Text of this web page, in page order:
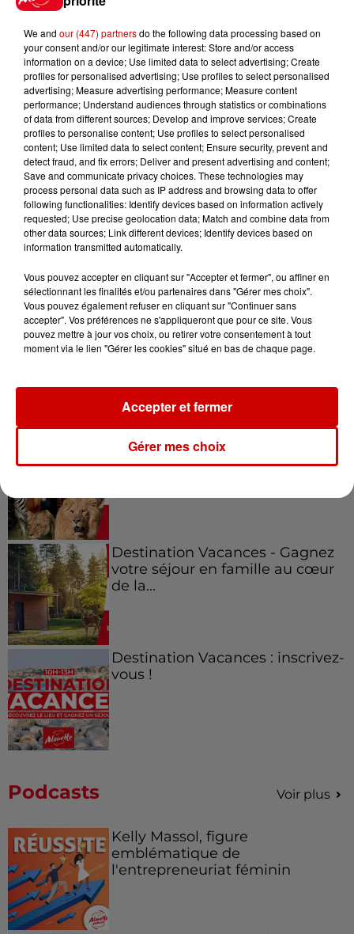
8 août 2026
Cambriolages : plus de 18 000
logements visités en juillet 2026,
en...
7 août 2026
Pape Léon XIV en France : quel
est son programme ?
Jeux Voir plus
Gagnez vos places pour le
festival Marché Gourmand 2026
Le Duel - Gagnez vos entrées
pour l'un des zoos de nos
Destination Vacances - Gagnez
votre séjour en famille au cœur
de la...
Destination Vacances : inscrivez-
vous !
Podcasts Voir plus
Kelly Massol, figure
emblématique de
l'entrepreneuriat féminin
We and our (447) partnersdo the following data processing based on
your consent and/or our legitimate interest: Store and/or access
information on a device; Use limited data to select advertising; Create
profiles for personalised advertising; Use profiles to select personalised
advertising; Measure advertising performance; Measure content
performance; Understand audiences through statistics or combinations
of data from different sources; Develop and improve services; Create
profiles to personalise content; Use profiles to select personalised
content; Use limited data to select content; Ensure security, prevent and
detect fraud, and fix errors; Deliver and present advertising and content;
Save and communicate privacy choices. These technologies may
process personal data such as IP address and browsing data to offer
following functionalities: Identify devices based on information actively
requested; Use precise geolocation data; Match and combine data from
other data sources; Link different devices; Identify devices based on
information transmitted automatically.
Vous pouvez accepter en cliquant sur "Accepter et fermer", ou affiner en
sélectionnant les finalités et/ou partenaires dans "Gérer mes choix".
Vous pouvez également refuser en cliquant sur "Continuer sans
accepter". Vos préférences ne s'appliqueront que pour ce site. Vous
pouvez mettre à jour vos choix, ou retirer votre consentement à tout
moment via le lien "Gérer les cookies" situé en bas de chaque page.
Gérer mes choix
Accepter et fermer